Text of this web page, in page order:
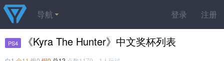
登录 注册
导航
PS4 《Kyra The Hunter》中文奖杯列表